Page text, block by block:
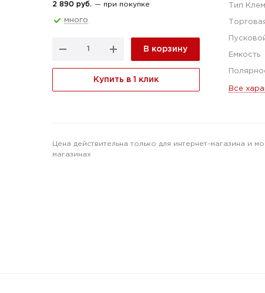
2 890 руб. — при покупке
много
В корзину
Купить в 1 клик
Тип
Емкость
Все
Цена действительна только для интернет-магазина и
магазинах